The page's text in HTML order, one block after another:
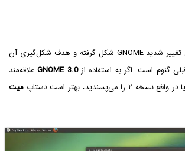
در زمان تغییر شدید GNOME شکل گرفته و هدف شکل‌گیری آن
گنوم است. اگر به استفاده ازGNOME 3.0‌علاقه‌مند
می‌پسندید، بهتر است دستاپ
میت